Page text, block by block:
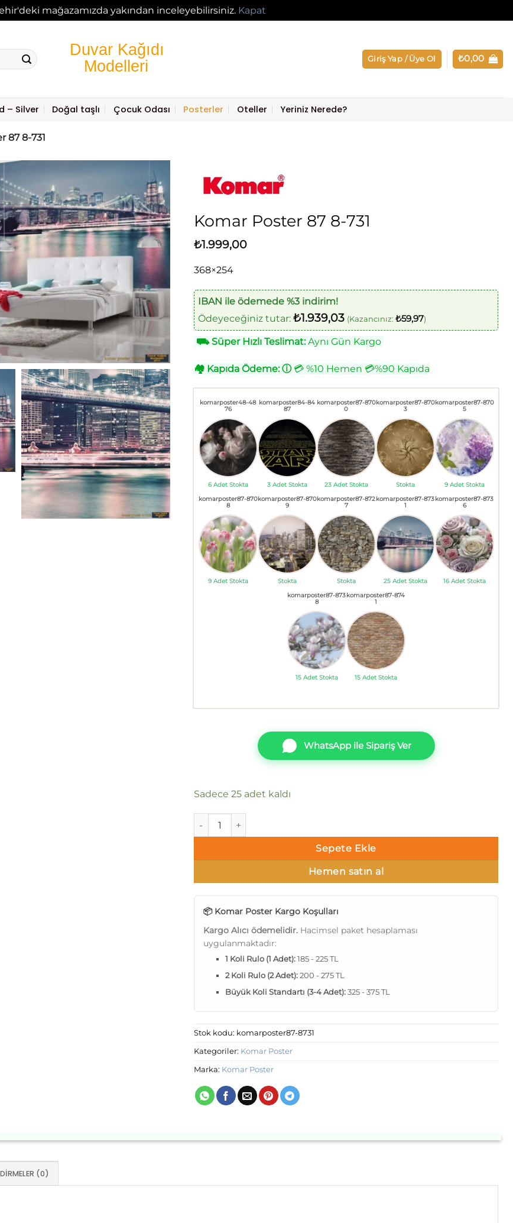
mağazamızda yakından inceleyebilirsiniz. Kapat
Giriş Yap / Üye Ol ₺0,00
– Silver Doğal taşlı Çocuk Odası Posterler Oteller Yeriniz Nerede?
87 8-731
Komar Poster 87 8-731
₺1.999,00
368×254
IBAN ile ödemede %3 indirim!
Ödeyeceğiniz tutar: ₺1.939,03 (Kazancınız: ₺59,97)
⛟Süper Hızlı Teslimat:Aynı Gün Kargo
🏘 Kapıda Ödeme: ⓘ💳 %10 Hemen 💳%90 Kapıda
komarposter48-48
76
6 Adet Stokta
komarposter84-84
87
3 Adet Stokta
komarposter87-870
0
23 Adet Stokta
komarposter87-870
3
Stokta
komarposter87-870
5
9 Adet Stokta
komarposter87-870
8
9 Adet Stokta
komarposter87-870
9
Stokta
komarposter87-872
7
Stokta
komarposter87-873
1
25 Adet Stokta
komarposter87-873
6
16 Adet Stokta
komarposter87-873
8
15 Adet Stokta
komarposter87-874
1
15 Adet Stokta
WhatsApp ile Sipariş Ver
Sadece 25 adet kaldı
Komar Poster 87 8-731 adet
Sepete Ekle
Hemen satın al
📦 Komar Poster Kargo Koşulları
Kargo Alıcı ödemelidir. Hacimsel paket hesaplaması
uygulanmaktadır:
1 Koli Rulo (1 Adet):185 - 225 TL
2 Koli Rulo (2 Adet):200 - 275 TL
Büyük Koli Standartı (3-4 Adet):325 - 375 TL
Stok kodu: komarposter87-8731
Kategoriler: Komar Poster
Marka: Komar Poster
(0)